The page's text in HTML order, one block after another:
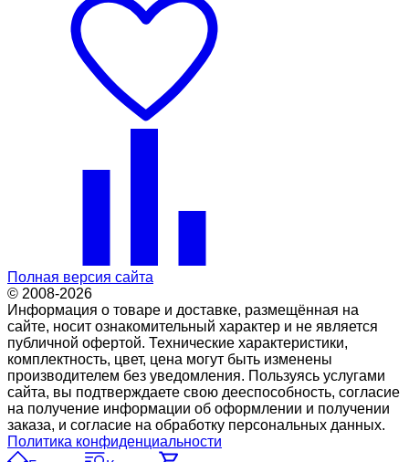
Полная версия сайта
© 2008-2026
Информация о товаре и доставке, размещённая на
сайте, носит ознакомительный характер и не является
публичной офертой. Технические характеристики,
комплектность, цвет, цена могут быть изменены
производителем без уведомления. Пользуясь услугами
сайта, вы подтверждаете свою дееспособность, согласие
на получение информации об оформлении и получении
заказа, и согласие на обработку персональных данных.
Политика конфиденциальности